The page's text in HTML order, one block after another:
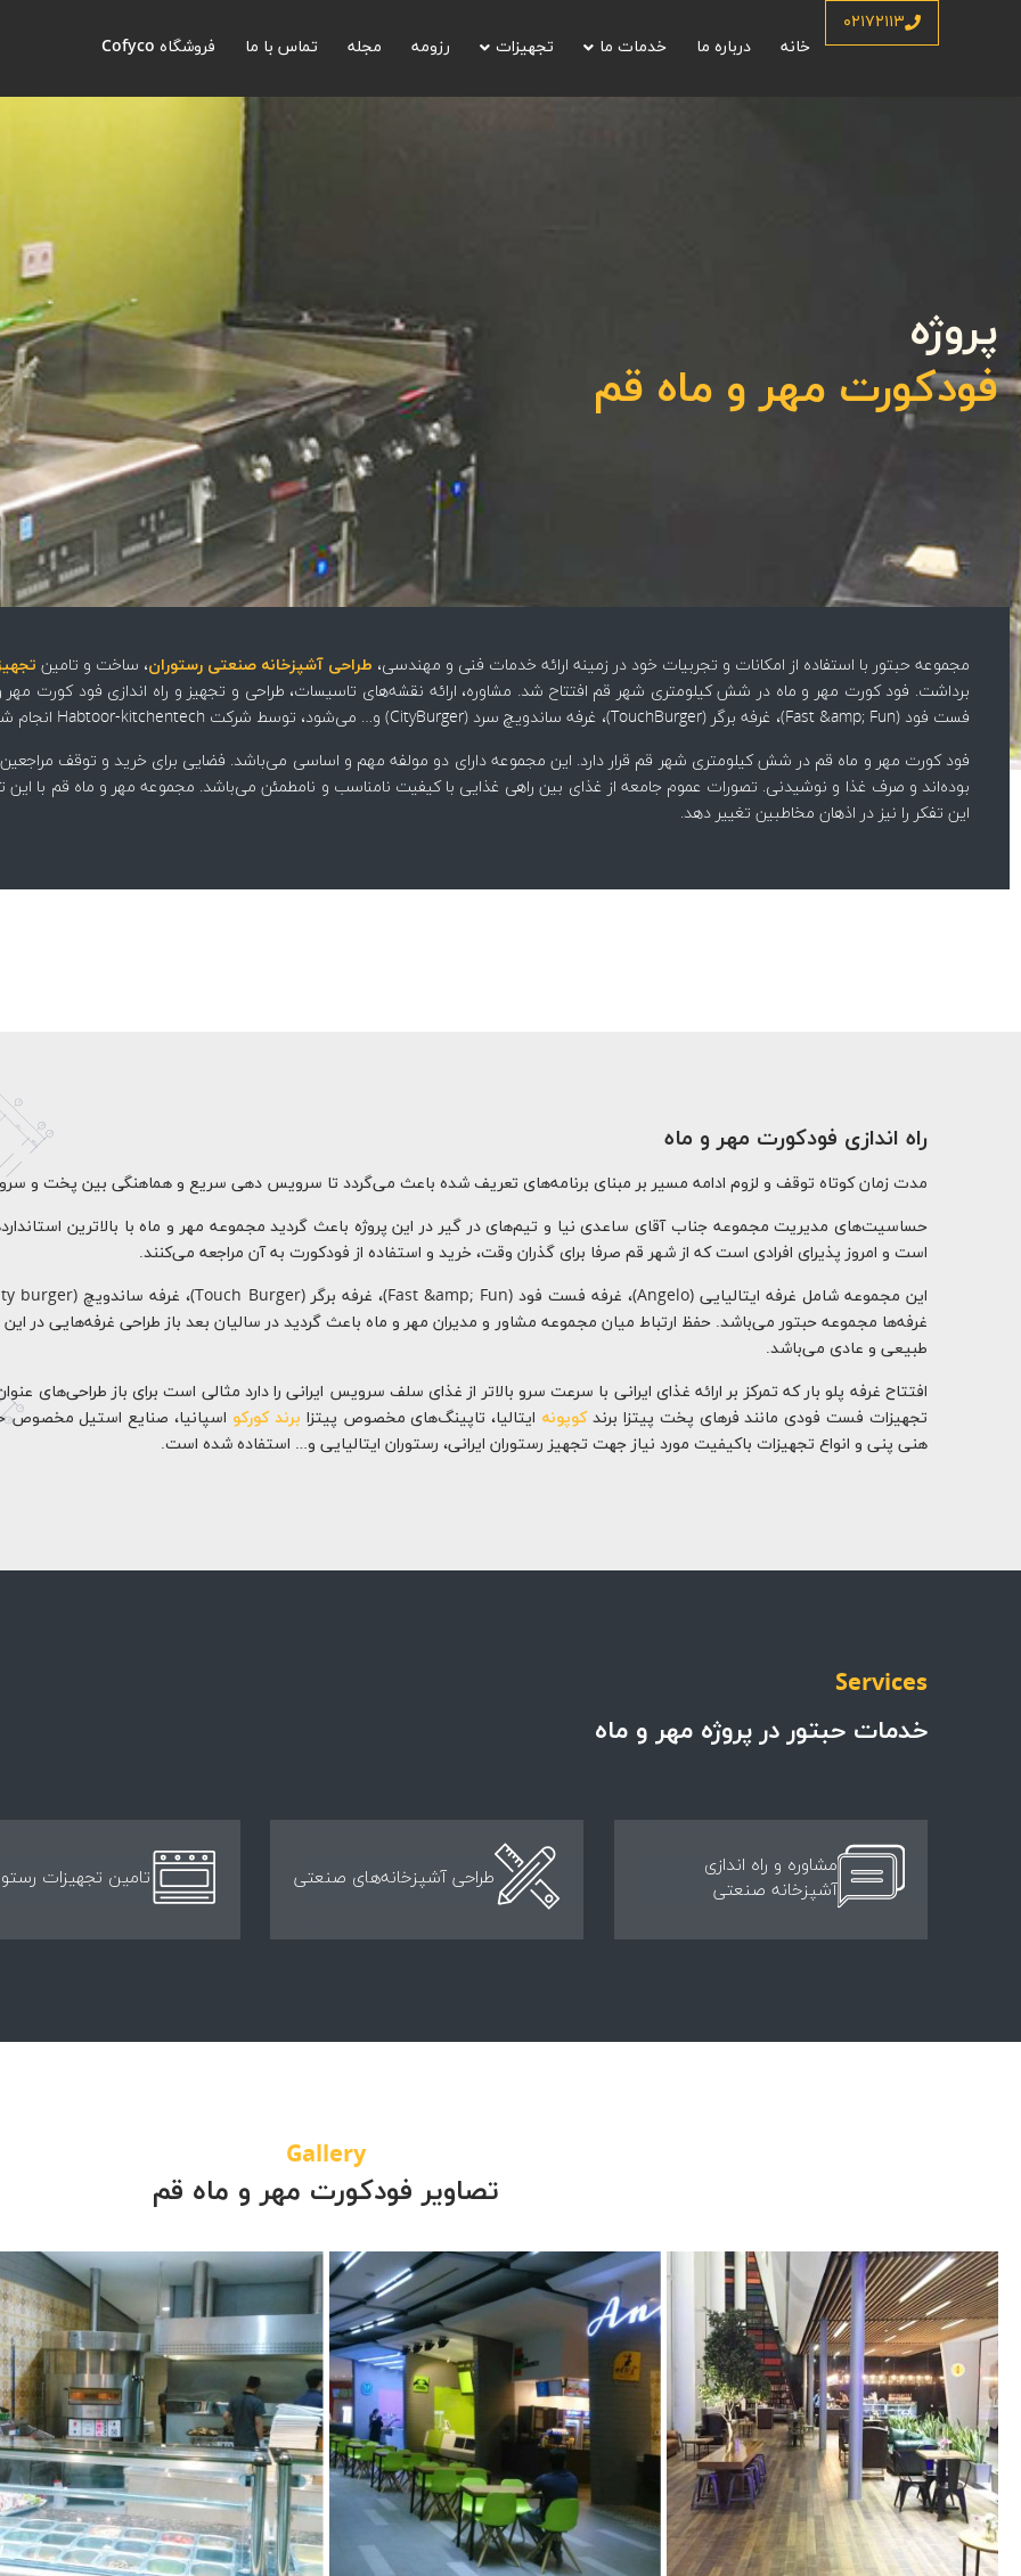
۰۲۱۷۲۱۱۳
خانه
درباره ما خدمات ما تجهیزات رزومه مجله تماس با ما فروشگاه Cofyco
پروژه
فودکورت مهر و ماه قم
مجموعه حبتور با استفاده از امکانات و تجربیات خود در زمینه ارائه خدمات فنی و مهندسی، طراحی آشپزخانه صنعتی رستوران، ساخت و تامین
فست فود (Fast &amp; Fun)، غرفه برگر (TouchBurger)، غرفه ساندویچ سرد (CityBurger) و… می‌شود، توسط شرکت Habtoor-kitchentech انجام شده است.
فود کورت مهر و ماه قم در شش کیلومتری شهر قم قرار دارد. این مجموعه دارای دو مولفه مهم و اساسی می‌باشد. فضایی برای خرید و توقف مراجعین
بوده‌اند و صرف غذا و نوشیدنی. تصورات عموم جامعه از غذای بین راهی غذایی با کیفیت نامناسب و نامطمئن می‌باشد. مجموعه مهر و ماه قم با این
این تفکر را نیز در اذهان مخاطبین تغییر دهد.
راه اندازی فودکورت مهر و ماه
مدت زمان کوتاه توقف و لزوم ادامه مسیر بر مبنای برنامه‌های تعریف شده باعث می‌گردد تا سرویس دهی سریع و هماهنگی بین پخت و سرو
حساسیت‌های مدیریت مجموعه جناب آقای ساعدی نیا و تیم‌های در گیر در این پروژه باعث گردید مجموعه مهر و ماه با بالاترین
است و امروز پذیرای افرادی است که از شهر قم صرفا برای گذران وقت، خرید و استفاده از فودکورت به آن مراجعه می‌کنند.
غرفه‌ها مجموعه حبتور می‌باشد. حفظ ارتباط میان مجموعه مشاور و مدیران مهر و ماه باعث گردید در سالیان بعد باز طراحی غرفه‌هایی در این
طبیعی و عادی می‌باشد.
افتتاح غرفه پلو بار که تمرکز بر ارائه غذای ایرانی با سرعت سرو بالاتر از غذای سلف سرویس ایرانی را دارد مثالی است برای باز طراحی‌های
تجهیزات فست فودی مانند فرهای پخت پیتزا برندکوپونه ایتالیا، تاپینگ‌های مخصوص پیتزا برند کورکو اسپانیا، صنایع استیل
هنی پنی و انواع تجهیزات باکیفیت مورد نیاز جهت تجهیز رستوران ایرانی، رستوران ایتالیایی و… استفاده شده است.
Services
خدمات حبتور در پروژه مهر و ماه
مشاوره و راه اندازی
آشپزخانه صنعتی
طراحی آشپزخانه‌های صنعتی تامین تجهیزات
Gallery
تصاویر فودکورت مهر و ماه قم
فودکورت مهر و ماه
راه اندازی رستوران مهر و
ماه
angelo-2